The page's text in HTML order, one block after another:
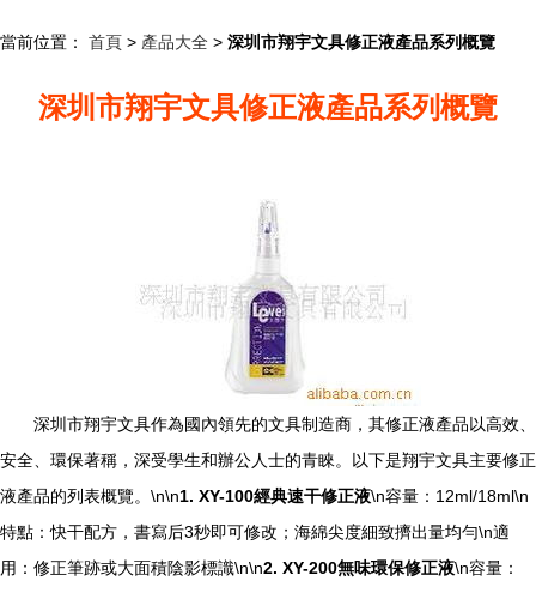
當前位置： 首頁 > 產品大全 > 深圳市翔宇文具修正液產品系列概覽
深圳市翔宇文具修正液產品系列概覽
深圳市翔宇文具作為國內領先的文具制造商，其修正液產品以高效、
安全、環保著稱，深受學生和辦公人士的青睞。以下是翔宇文具主要修正
液產品的列表概覽。\n\n1. XY-100經典速干修正液\n容量：12ml/18ml\n
特點：快干配方，書寫后3秒即可修改；海綿尖度細致擠出量均勻\n適
用：修正筆跡或大面積陰影標識\n\n2. XY-200無味環保修正液\n容量：